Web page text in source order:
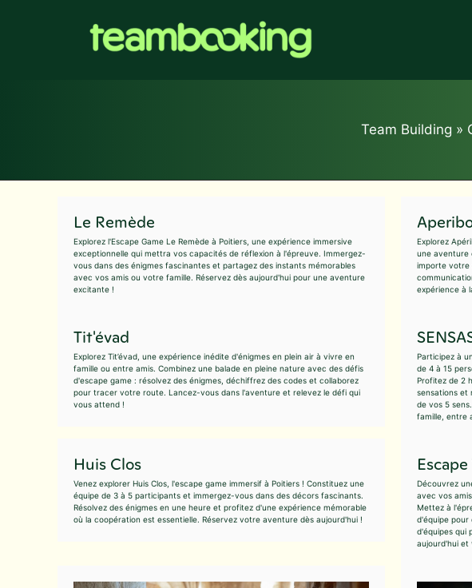
Team Building »
Le Remède
Explorez l'Escape Game Le Remède à Poitiers, une expérience immersive
exceptionnelle qui mettra vos capacités de réflexion à l'épreuve. Immergez-
vous dans des énigmes fascinantes et partagez des instants mémorables
avec vos amis ou votre famille. Réservez dès aujourd'hui pour une aventure
excitante !
Explorez
une aventure
importe votre
expérience à
Tit'évad
Explorez Tit’évad, une expérience inédite d'énigmes en plein air à vivre en
famille ou entre amis. Combinez une balade en pleine nature avec des défis
d'escape game : résolvez des énigmes, déchiffrez des codes et collaborez
pour tracer votre route. Lancez-vous dans l'aventure et relevez le défi qui
vous attend !
Participez à
de 4 à 15
Profitez de 2
sensations et
de vos 5
famille, entre
Huis Clos
Venez explorer Huis Clos, l'escape game immersif à Poitiers ! Constituez une
équipe de 3 à 5 participants et immergez-vous dans des décors fascinants.
Résolvez des énigmes en une heure et profitez d'une expérience mémorable
où la coopération est essentielle. Réservez votre aventure dès aujourd'hui !
Découvrez
avec vos
Mettez à
d'équipe pour
d'équipes qui
aujourd'hui et